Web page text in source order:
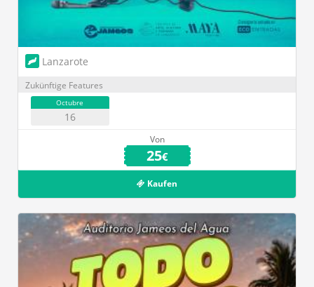
Lanzarote
Zukünftige Features
Octubre
16
Von
25€
Kaufen